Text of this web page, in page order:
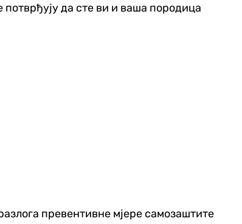
да сте ви и ваша породица
превентивне мјере самозаштите